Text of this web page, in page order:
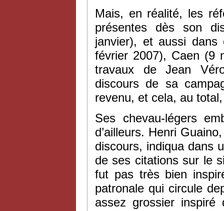
Mais, en réalité, les
présentes dès son
janvier), et aussi
février 2007), Caen (9
travaux de Jean
discours de sa
revenu, et cela, au
Ses chevau-légers
d’ailleurs. Henri
discours, indiqua dans
de ses citations sur le
fut pas très bien
patronale qui circule
assez grossier